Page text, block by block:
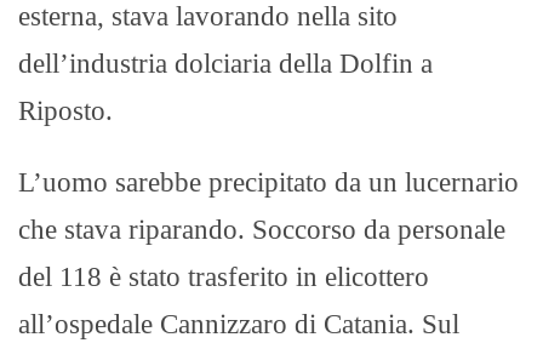
esterna, stava lavorando nella sito
dell’industria dolciaria della Dolfin a
Riposto.
L’uomo sarebbe precipitato da un lucernario
che stava riparando. Soccorso da personale
del 118 è stato trasferito in elicottero
all’ospedale Cannizzaro di Catania. Sul